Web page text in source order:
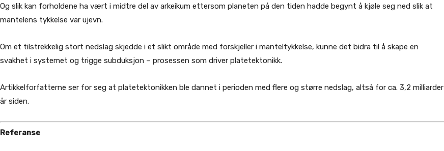
Og slik kan forholdene ha vært i midtre del av arkeikum ettersom planeten på den tiden hadde begynt å kjøle seg ned slik at
mantelens tykkelse var ujevn.
Om et tilstrekkelig stort nedslag skjedde i et slikt område med forskjeller i manteltykkelse, kunne det bidra til å skape en
svakhet i systemet og trigge subduksjon – prosessen som driver platetektonikk.
Artikkelforfatterne ser for seg at platetektonikken ble dannet i perioden med flere og større nedslag, altså for ca. 3,2 milliarder
år siden.
Referanse